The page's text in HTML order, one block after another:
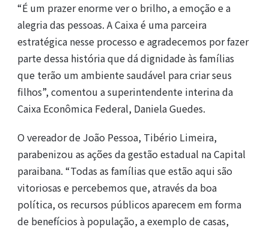
“É um prazer enorme ver o brilho, a emoção e a
alegria das pessoas. A Caixa é uma parceira
estratégica nesse processo e agradecemos por fazer
parte dessa história que dá dignidade às famílias
que terão um ambiente saudável para criar seus
filhos”, comentou a superintendente interina da
Caixa Econômica Federal, Daniela Guedes.
O vereador de João Pessoa, Tibério Limeira,
parabenizou as ações da gestão estadual na Capital
paraibana. “Todas as famílias que estão aqui são
vitoriosas e percebemos que, através da boa
política, os recursos públicos aparecem em forma
de benefícios à população, a exemplo de casas,